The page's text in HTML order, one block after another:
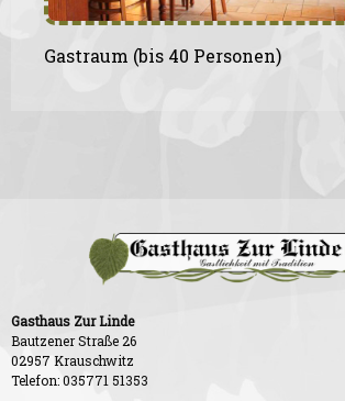
Gastraum (bis 40 Personen)
Gasthaus Zur Linde
Bautzener Straße 26
02957 Krauschwitz
Telefon: 035771 51353